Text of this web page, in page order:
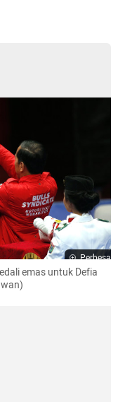
Perbesar
emas untuk Defia